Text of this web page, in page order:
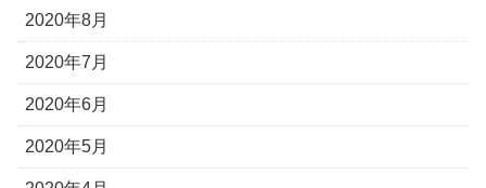
2020年8月
2020年7月
2020年6月
2020年5月